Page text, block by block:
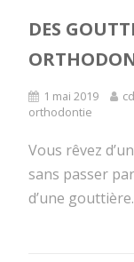
DES
1 mai 2019
orthodontie
Vous rêvez
sans passer
d’une